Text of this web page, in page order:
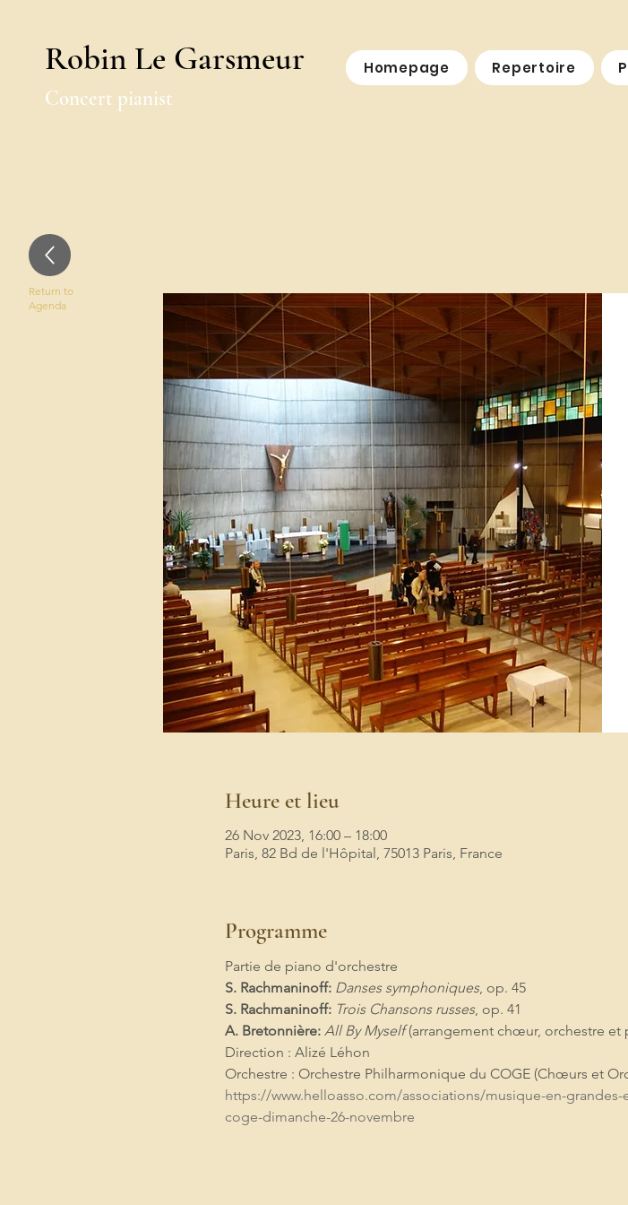
Robin Le Garsmeur
Concert pianist
Homepage Repertoire
Return to
Agenda
Heure et lieu
26 Nov 2023, 16:00 – 18:00
Paris, 82 Bd de l'Hôpital, 75013 Paris, France
Programme
Partie de piano d'orchestre
S. Rachmaninoff: Danses symphoniques, op. 45
S. Rachmaninoff: Trois Chansons russes, op. 41
A. Bretonnière: All By Myself (arrangement chœur, orchestre et
Direction : Alizé Léhon
Orchestre : Orchestre Philharmonique du COGE (Chœurs et
https://www.helloasso.com/associations/musique-en-
coge-dimanche-26-novembre